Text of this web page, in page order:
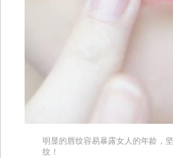
明显的唇纹容易暴露女人的年龄，
纹！